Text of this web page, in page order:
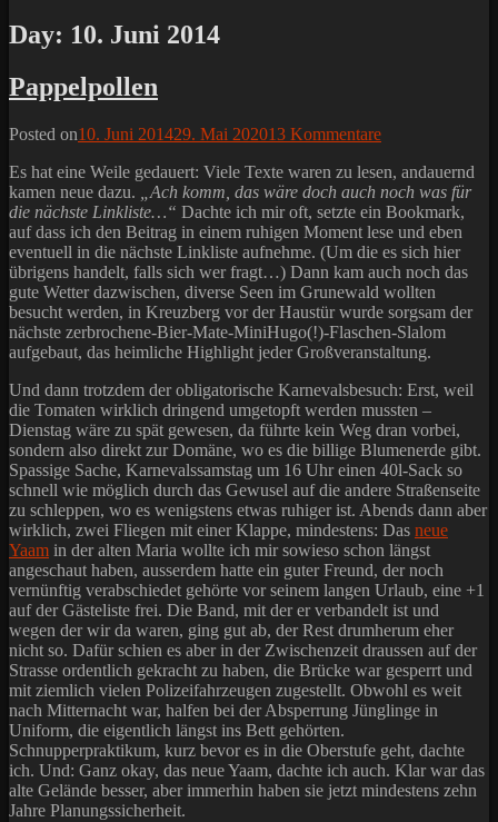
Day: 10. Juni 2014
Pappelpollen
Posted on10. Juni 201429. Mai 202013 Kommentare
Es hat eine Weile gedauert: Viele Texte waren zu lesen, andauernd
kamen neue dazu.
„Ach komm, das wäre doch auch noch was für
die nächste Linkliste…“ Dachte ich mir oft, setzte ein Bookmark,
auf dass ich den Beitrag in einem ruhigen Moment lese und eben
eventuell in die nächste Linkliste aufnehme. (Um die es sich hier
übrigens handelt, falls sich wer fragt…) Dann kam auch noch das
gute Wetter dazwischen, diverse Seen im Grunewald wollten
besucht werden, in Kreuzberg vor der Haustür wurde sorgsam der
nächste zerbrochene-Bier-Mate-MiniHugo(!)-Flaschen-Slalom
aufgebaut, das heimliche Highlight jeder Großveranstaltung.
Und dann trotzdem der obligatorische Karnevalsbesuch: Erst, weil
die Tomaten wirklich dringend umgetopft werden mussten –
Dienstag wäre zu spät gewesen, da führte kein Weg dran vorbei,
sondern also direkt zur Domäne, wo es die billige Blumenerde gibt.
Spassige Sache, Karnevalssamstag um 16 Uhr einen 40l-Sack so
schnell wie möglich durch das Gewusel auf die andere Straßenseite
zu schleppen, wo es wenigstens etwas ruhiger ist. Abends dann aber
wirklich, zwei Fliegen mit einer Klappe, mindestens: Das neue
Yaam in der alten Maria wollte ich mir sowieso schon längst
angeschaut haben, ausserdem hatte ein guter Freund, der noch
vernünftig verabschiedet gehörte vor seinem langen Urlaub, eine +1
auf der Gästeliste frei. Die Band, mit der er verbandelt ist und
wegen der wir da waren, ging gut ab, der Rest drumherum eher
nicht so. Dafür schien es aber in der Zwischenzeit draussen auf der
Strasse ordentlich gekracht zu haben, die Brücke war gesperrt und
mit ziemlich vielen Polizeifahrzeugen zugestellt. Obwohl es weit
nach Mitternacht war, halfen bei der Absperrung Jünglinge in
Uniform, die eigentlich längst ins Bett gehörten.
Schnupperpraktikum, kurz bevor es in die Oberstufe geht, dachte
ich. Und: Ganz okay, das neue Yaam, dachte ich auch. Klar war das
alte Gelände besser, aber immerhin haben sie jetzt mindestens zehn
Jahre Planungssicherheit.